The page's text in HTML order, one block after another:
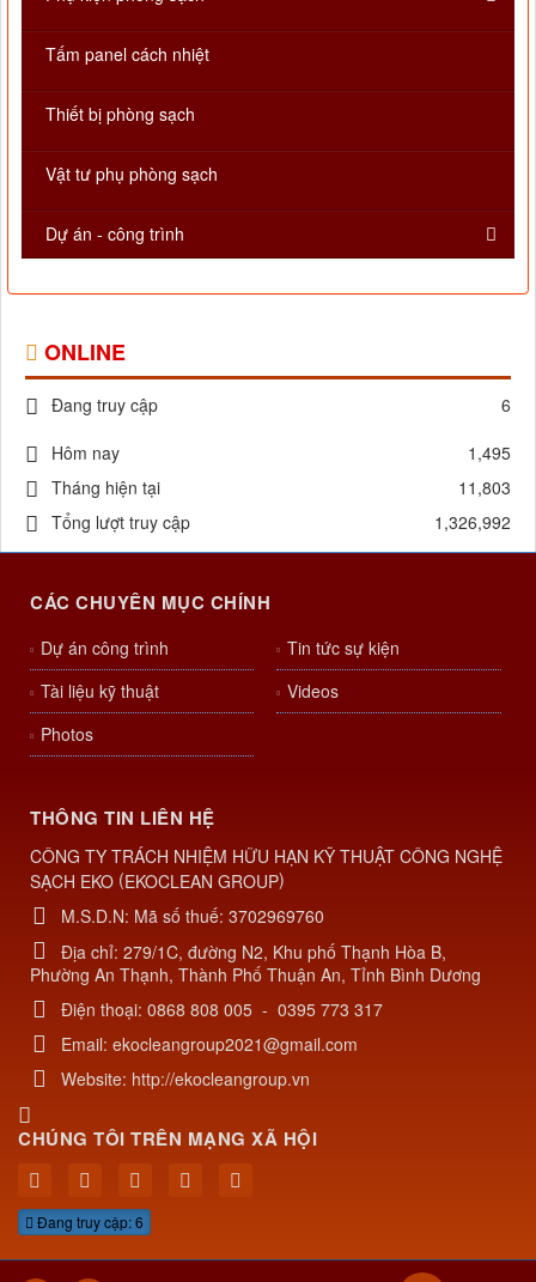
Tấm panel cách nhiệt
Thiết bị phòng sạch
Vật tư phụ phòng sạch
Dự án - công trình
ONLINE
Đang truy cập
6
Hôm nay
1,495
Tháng hiện tại
11,803
Tổng lượt truy cập
1,326,992
CÁC CHUYÊN MỤC CHÍNH
Dự án công trình
Tin tức sự kiện
Tài liệu kỹ thuật
Videos
Photos
THÔNG TIN LIÊN HỆ
CÔNG TY TRÁCH NHIỆM HỮU HẠN KỸ THUẬT CÔNG NGHỆ
SẠCH EKO (EKOCLEAN GROUP)
M.S.D.N: Mã số thuế: 3702969760
Địa chỉ: 279/1C, đường N2, Khu phố Thạnh Hòa B,
Phường An Thạnh, Thành Phố Thuận An, Tỉnh Bình Dương
Điện thoại: 0868 808 005 - 0395 773 317
Email: ekocleangroup2021@gmail.com
Website: http://ekocleangroup.vn
CHÚNG TÔI TRÊN MẠNG XÃ HỘI
Đang truy cập: 6